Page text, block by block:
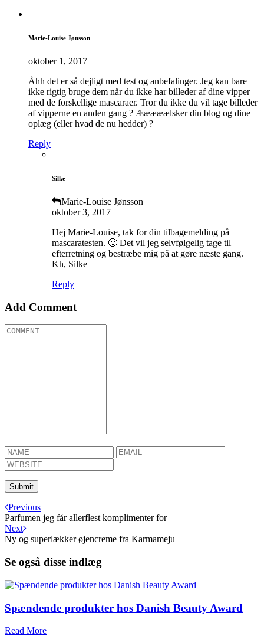
Marie-Louise Jønsson
oktober 1, 2017
Åhh det er så dejligt med test og anbefalinger. Jeg kan bare
ikke rigtig bruge dem når du ikke har billeder af dine vipper
med de forskellige mascaraer. Tror du ikke du vil tage billeder
af vipperne en anden gang ? Ææææælsker din blog og dine
oplæg (eller hvad de nu hedder) ?
Reply
Silke
Marie-Louise Jønsson
oktober 3, 2017
Hej Marie-Louise, tak for din tilbagemelding på
mascaratesten. 🙂 Det vil jeg selvfølgelig tage til
efterretning og bestræbe mig på at gøre næste gang.
Kh, Silke
Reply
Add Comment
Previous
Parfumen jeg får allerflest komplimenter for
Next
Ny og superlækker øjencreme fra Karmameju
Se også disse indlæg
Spændende produkter hos Danish Beauty Award
Read More